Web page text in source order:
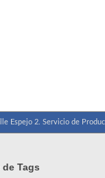
Espejo 2. Servicio de
de Tags